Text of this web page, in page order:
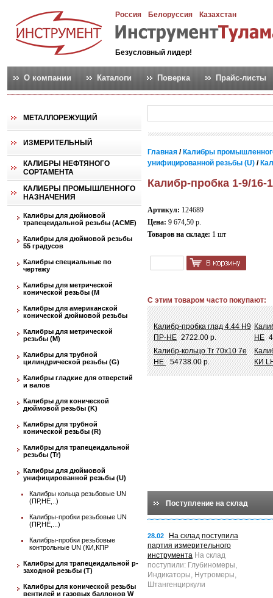
Россия Белоруссия Казахстан
Безусловный лидер!
О компании Каталоги Поверка Прайс-листы
МЕТАЛЛОРЕЖУЩИЙ
ИЗМЕРИТЕЛЬНЫЙ
КАЛИБРЫ НЕФТЯНОГО
СОРТАМЕНТА
КАЛИБРЫ ПРОМЫШЛЕННОГО
НАЗНАЧЕНИЯ
Калибры для дюймовой
трапецеидальной резьбы (АСМЕ)
Калибры для дюймовой резьбы
55 градусов
Калибры специальные по
чертежу
Калибры для метрической
конической резьбы (М
Калибры для американской
конической дюймовой резьбы
Калибры для метрической
резьбы (М)
Калибры для трубной
цилиндрической резьбы (G)
Калибры гладкие для отверстий
и валов
Калибры для конической
дюймовой резьбы (K)
Калибры для трубной
конической резьбы (R)
Калибры для трапецеидальной
резьбы (Tr)
Калибры для дюймовой
унифицированной резьбы (U)
Калибры кольца резьбовые UN
(ПР,НЕ,..)
Калибры-пробки резьбовые UN
(ПР,НЕ,...)
Калибры-пробки резьбовые
контрольные UN (КИ,КПР
Калибры для трапецеидальной p-
заходной резьбы (T)
Калибры для конической резьбы
вентилей и газовых баллонов W
Главная / Калибры
унифицированной резьбы (U) /
Калибр-пробка 1-9/
Артикул: 124689
Цена: 9 674,50 р.
Товаров на складе: 1 шт
С этим товаром часто покупают:
Калибр-пробка глад 4.44 Н9
ПР-НЕ 2722.00 р.
НЕ
Калибр-кольцо Tr 70х10 7e
НЕ 54738.00 р.
КИ
Поступление на склад
28.02
На склад поступила
партия измерительного
инструмента На склад
поступили: Глубиномеры,
Индикаторы, Нутромеры,
Штангенциркули